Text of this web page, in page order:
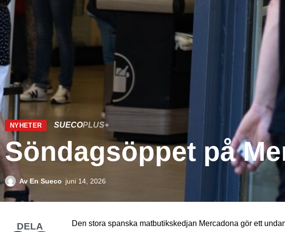
NYHETER SUECOPLUS+
Söndagsöppet på
Av En Sueco juni 14, 2026
DELA
Den stora spanska matbutikskedjan Mercadona gör ett